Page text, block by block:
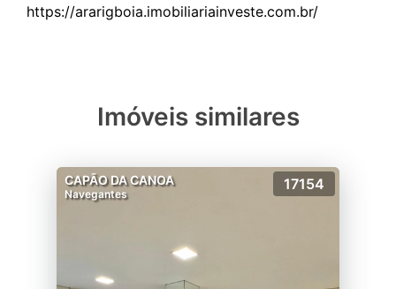
Imóveis similares
CAPÃO DA CANOA
Navegantes
17154